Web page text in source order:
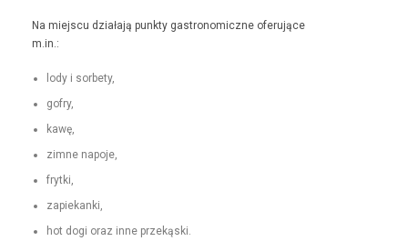
Na miejs­cu dzi­ała­ją punk­ty gas­tro­nom­iczne ofer­u­jące
m.in.:
lody i sorbety,
gofry,
kawę,
zimne napo­je,
fry­t­ki,
zapiekan­ki,
hot dogi oraz inne przekąski.